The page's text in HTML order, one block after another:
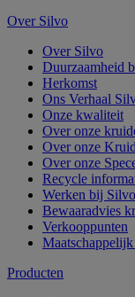
Over Silvo
Over Silvo
Duurzaamheid
Herkomst
Ons Verhaal
Onze kwaliteit
Over onze
Over onze
Over onze
Recycle
Werken bij Silvo
Bewaaradvies
Verkooppunten
Producten